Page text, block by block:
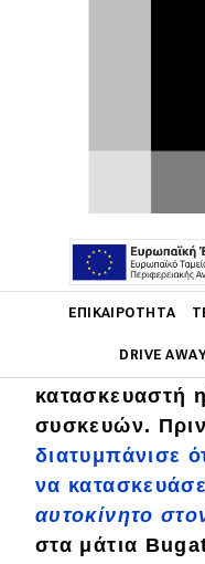
ΕΠΙΚΑΙΡΌΤΗΤΑ
DRIVE
Main navigation
Επικαιρότητα
Νέα μοντέλα
Πρωτότυπα
Dreame, την
κατασκευαστή
συσκευών.
διατυμπάνισε
να
αυτοκίνητο
στα μάτια